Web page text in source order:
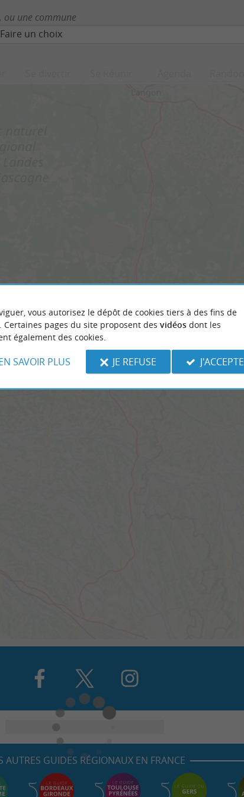
ou une commune
Faire un choix
AUTRES GUIDES RÉGIONAUX EN FRANCE
vous autorisez le dépôt de cookies tiers à des fins de
Certaines pages du site proposent des vidéosdont les
également des cookies.
SAVOIR PLUS JE REFUSE J'ACCEPTE